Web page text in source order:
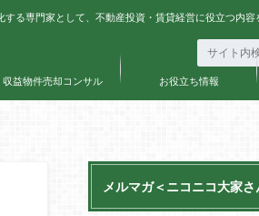
る専門家として、不動産投資・賃貸経営に役立つ内容
収益物件売却コンサル お役立ち情報
メルマガ＜ニコニコ大家